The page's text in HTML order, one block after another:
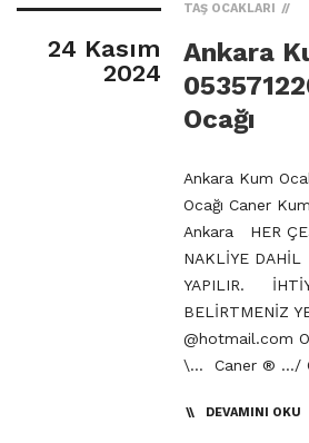
24 Kasım
2024
TAŞ OCAKLARI
Ankara
Ocağı
Ankara Kum
Ocağı Caner
Ankara HER
NAKLİYE
YAPILIR.
BELİRTMENİZ
@hotmail.com
\… Caner ® …/
DEVAMINI OKU